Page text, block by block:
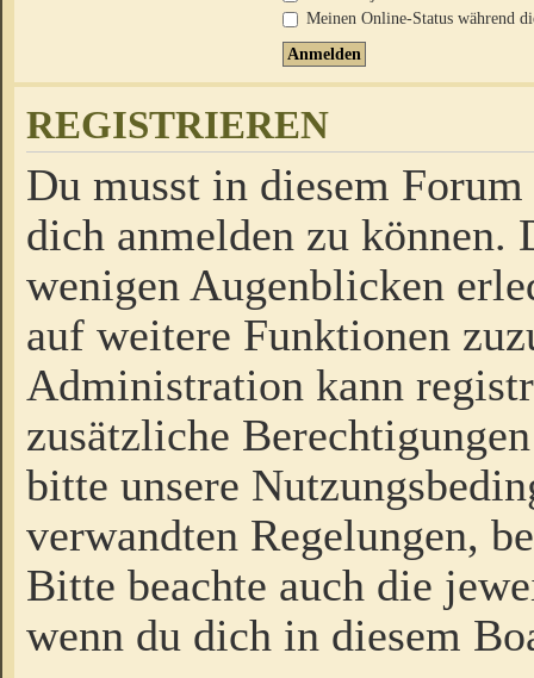
Meinen Online-Status während
REGISTRIEREN
Du musst in diesem
dich anmelden zu
wenigen Augenblicken
auf weitere Funktionen
Administration kann
zusätzliche
bitte unsere
verwandten Regelungen,
Bitte beachte auch die
wenn du dich in diesem